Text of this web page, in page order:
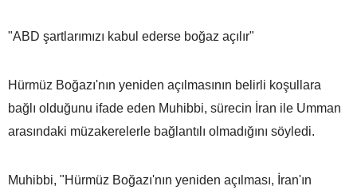
"ABD şartlarımızı kabul ederse boğaz açılır"
Hürmüz Boğazı'nın yeniden açılmasının belirli koşullara
bağlı olduğunu ifade eden Muhibbi, sürecin İran ile Umman
arasındaki müzakerelerle bağlantılı olmadığını söyledi.
Muhibbi, "Hürmüz Boğazı'nın yeniden açılması, İran'ın